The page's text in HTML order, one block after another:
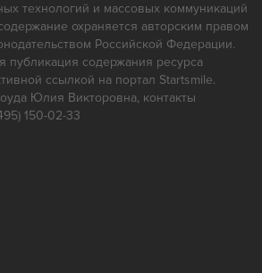
эту клинику?
технологий и массовых коммуникаций
охраняется авторским правом
Российской Федерации.
публикация содержания ресурса
ссылкой на портал Startsmile.
Юлия Викторовна, контакты
150-02-33